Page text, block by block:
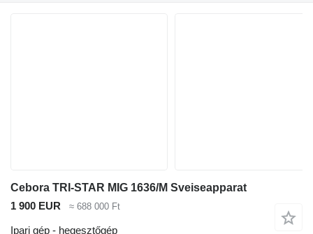
Cebora TRI-STAR MIG 1636/M Sveiseapparat
1 900 EUR
≈ 688 000 Ft
Ipari gép - hegesztőgép